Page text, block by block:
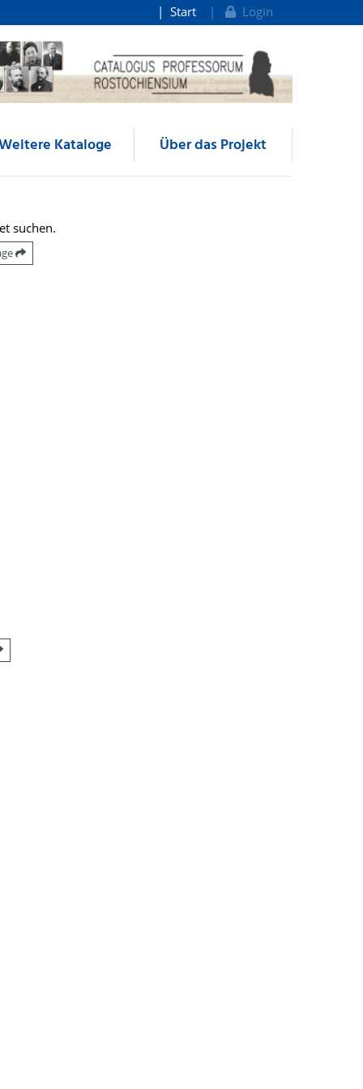
Start Login
Kataloge Über das Projekt
suchen.